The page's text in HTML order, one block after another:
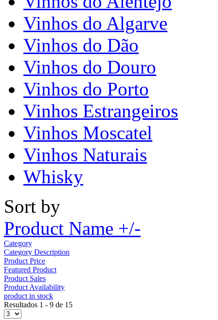
Vinhos do Algarve
Vinhos do Dão
Vinhos do Douro
Vinhos do Porto
Vinhos Estrangeiros
Vinhos Moscatel
Vinhos Naturais
Whisky
Sort by
Product Name +/-
Category
Category Description
Product Price
Featured Product
Product Sales
Product Availability
product in stock
Resultados 1 - 9 de 15